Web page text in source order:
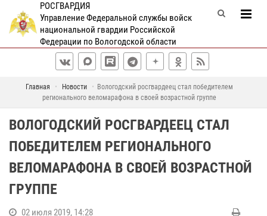
РОСГВАРДИЯ
Управление Федеральной службы войск
национальной гвардии Российской
Федерации по Вологодской области
Главная Новости
Вологодский росгвардеец стал победителем
регионального веломарафона в своей возрастной группе
ВОЛОГОДСКИЙ РОСГВАРДЕЕЦ СТАЛ
ПОБЕДИТЕЛЕМ РЕГИОНАЛЬНОГО
ВЕЛОМАРАФОНА В СВОЕЙ ВОЗРАСТНОЙ
ГРУППЕ
02 июля 2019, 14:28